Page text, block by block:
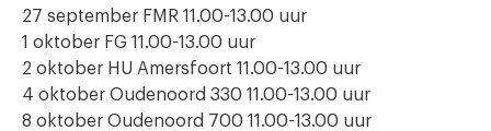
27 september FMR 11.00-13.00 uur
1 oktober FG 11.00-13.00 uur
2 oktober HU Amersfoort 11.00-13.00 uur
4 oktober Oudenoord 330 11.00-13.00 uur
8 oktober Oudenoord 700 11.00-13.00 uur